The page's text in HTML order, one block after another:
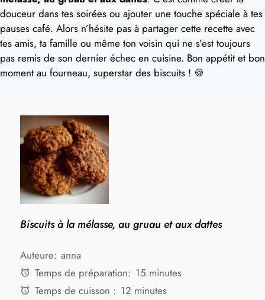
douceur dans tes soirées ou ajouter une touche spéciale à tes
pauses café. Alors n’hésite pas à partager cette recette avec
tes amis, ta famille ou même ton voisin qui ne s’est toujours
pas remis de son dernier échec en cuisine. Bon appétit et bon
moment au fourneau, superstar des biscuits ! 🍪
Biscuits à la mélasse, au gruau et aux dattes
Auteure: anna
Temps de préparation: 15 minutes
Temps de cuisson : 12 minutes